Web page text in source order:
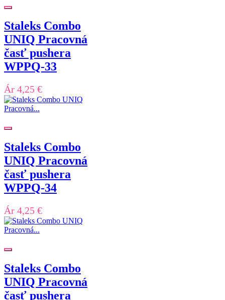
Staleks Combo
UNIQ Pracovná
časť pushera
WPPQ-33
Ár 4,25 €
Staleks Combo
UNIQ Pracovná
časť pushera
WPPQ-34
Ár 4,25 €
Staleks Combo
UNIQ Pracovná
časť pushera